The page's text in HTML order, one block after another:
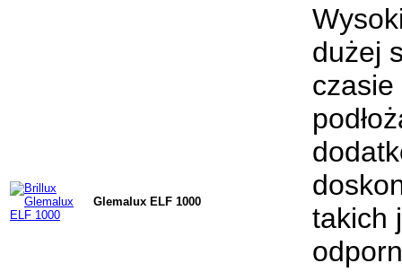
Glemalux ELF 1000
dużej
takich